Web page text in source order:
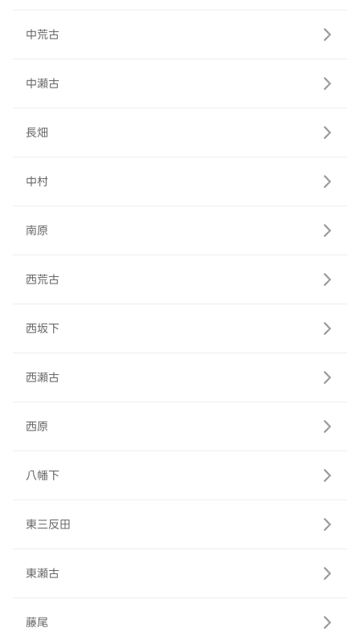
中荒古
中瀬古
長畑
中村
南原
西荒古
西坂下
西瀬古
西原
八幡下
東三反田
東瀬古
藤尾